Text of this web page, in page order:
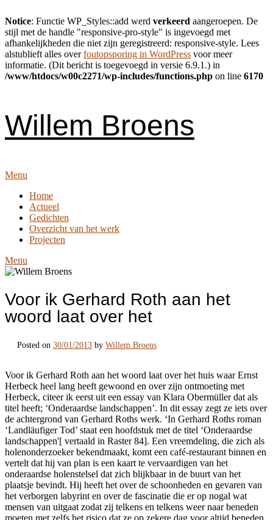
Notice: Functie WP_Styles::add werd verkeerd aangeroepen. De
stijl met de handle "responsive-pro-style" is ingevoegd met
afhankelijkheden die niet zijn geregistreerd: responsive-style. Lees
alstublieft alles overfoutopsporing in WordPress voor meer
informatie. (Dit bericht is toegevoegd in versie 6.9.1.) in
/www/htdocs/w00c2271/wp-includes/functions.php on line 6170
Willem Broens
Menu
Home
Actueel
Gedichten
Overzicht van het werk
Projecten
Menu
Voor ik Gerhard Roth aan het
woord laat over het
Posted on 30/01/2013 by Willem Broens
Voor ik Gerhard Roth aan het woord laat over het huis waar Ernst
Herbeck heel lang heeft gewoond en over zijn ontmoeting met
Herbeck, citeer ik eerst uit een essay van Klara Obermüller dat als
titel heeft; ‘Onderaardse landschappen’. In dit essay zegt ze iets over
de achtergrond van Gerhard Roths werk. ‘In Gerhard Roths roman
‘Landläufiger Tod’ staat een hoofdstuk met de titel ‘Onderaardse
landschappen'[ vertaald in Raster 84]. Een vreemdeling, die zich als
holenonderzoeker bekendmaakt, komt een café-restaurant binnen en
vertelt dat hij van plan is een kaart te vervaardigen van het
onderaardse holenstelsel dat zich blijkbaar in de buurt van het
plaatsje bevindt. Hij heeft het over de schoonheden en gevaren van
het verborgen labyrint en over de fascinatie die er op nogal wat
mensen van uitgaat zodat zij telkens en telkens weer naar beneden